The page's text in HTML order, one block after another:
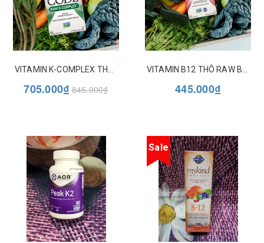
705.000₫ 845.000₫ 445.000₫
Sale